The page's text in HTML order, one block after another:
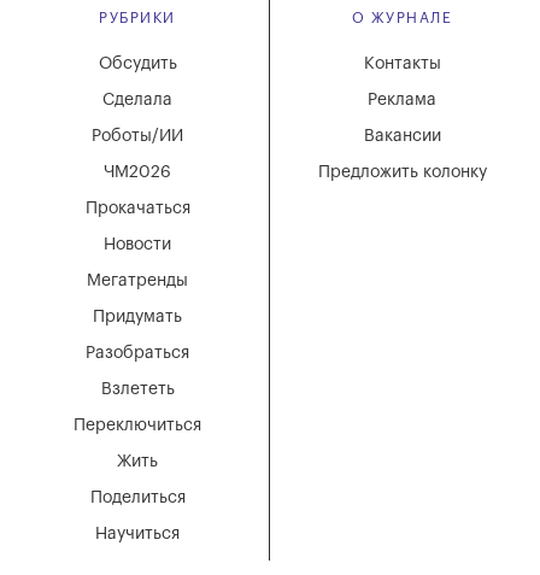
РУБРИКИ
Мегатренды
Придумать
Разобраться
Взлететь
Новости
Переключиться
Жить
Поделиться
Научиться
Обсудить
Сделала
Роботы/ИИ
ЧМ2026
Прокачаться
О ЖУРНАЛЕ
Вакансии
Реклама
Контакты
Предложить колонку